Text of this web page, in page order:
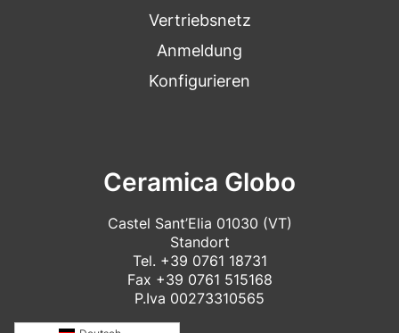
Vertriebsnetz
Anmeldung
Konfigurieren
Ceramica Globo
Castel Sant’Elia 01030 (VT)
Standort
Tel. +39 0761 18731
Fax +39 0761 515168
P.Iva 00273310565